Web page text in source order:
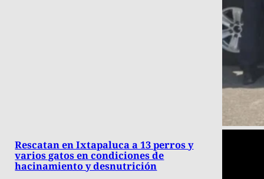
Rescatan en Ixtapaluca a 13 perros y
varios gatos en condiciones de
hacinamiento y desnutrición